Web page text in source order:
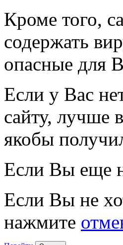
Кроме того,
содержать
опасные для
Если у Вас
сайту, лучше
якобы
Если Вы еще
Если Вы не
нажмите